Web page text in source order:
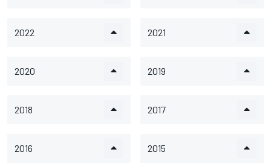
2022 2021
2020 2019
2018 2017
2016 2015